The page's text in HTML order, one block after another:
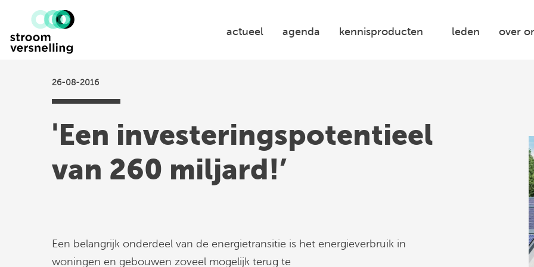
Stroomversnelling
actueel agenda kennisproducten leden over
26-08-2016
'Een investeringspotentieel
van 260 miljard!’
Een belangrijk onderdeel van de energietransitie is het energieverbruik in
woningen en gebouwen zoveel mogelijk terug te